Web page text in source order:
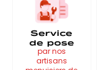
Service
de pose
par nos
artisans